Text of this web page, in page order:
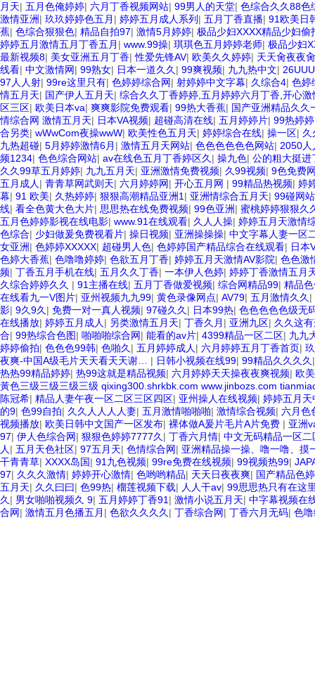
月天| 五月色俺婷婷| 六月丁香视频网站| 99男人的天堂| 色综合久久88色
激情亚洲| 玖玖婷婷色五月 | 婷婷五月成人系列 | 五月丁香直播| 91欧美日
蕉| 色综合狠狠色| 精品自拍97| 激情5月婷婷| 极品少妇XXXX精品少妇偷
婷婷五月激情五月丁香五月 | www.99操| 琪琪色五月婷婷老师| 极品少妇
最新视频8| 美女亚洲五月丁香|性爱先锋AV| 欧美久久婷婷| 天天肏夜夜肏
线看| 中文激情网| 99熟女| 日本一道久久 | 99爽视频| 九九热中文|
97人人射| 99re这里只有| 色婷婷综合网| 射婷婷中文字幕| 久综合4| 色婷
情五月天| 国产伊人五月天| 综合久久丁香婷婷,五月婷婷六月丁香,开心
区三区| 欧美日本va| 爽爽影院免费观看| 99热大香蕉| 国产亚洲精品久久
情综合网 激情五月天| 日本VA视频| 超碰高清在线| 五月婷婷片| 99热婷婷
合另类| wWwCom夜操wwW| 欧美性色五月天| 婷婷综合在线| 操一区| 久
九热超碰| 5月婷婷激情6月 | 激情五月天网站| 色色色色色色网站| 2050人
频1234| 色色综合网站| av在线色五月丁香婷区久 | 操九色| 公的粗大挺进
久久99草五月婷婷| 九九五月天| 亚洲激情免费视频| 久99视频| 9色免费
五月成人 | 青青草网武则天| 六月婷婷网| 开心五月网 | 99精品热视频| 婷
幕| 91 欧美| 久热婷婷| 狠狠高潮精品亚洲1 | 亚洲情综合五月天| 99碰网站
线| 看全色黄大色大片| 思思热在线免费视频| 99色亚洲| 蜜桃婷婷狠狠久
五月色婷婷影视在线电影| www.91在线观看| 久人人操| 婷婷五月天激情
色综合| 少妇做爰免费视看片| 操日视频| 亚洲操操操| 中文字幕人妻一区
女亚洲| 色婷婷XXXXX| 超碰男人色| 色婷婷国产精品综合在线观看| 日本
色婷大香蕉| 色噜噜婷婷| 色欲五月丁香| 婷婷五月天激情AV影院| 色色激
频| 丁香五月手机在线| 五月久久丁香| 一本伊人色婷| 婷婷丁香激情五月
久综合婷婷久久 | 91主播在线| 五月丁香做爱视频| 综合网精品99| 精品
在线看九一V图片| 亚州视频九九99| 黄色录像网点| AV79| 五月激情久久 |
影| 9久9久 | 免费一对一真人视频| 97碰久久 | 日本99热| 色色色色色级无
在线播放| 婷婷五月成人 | 另类激情五月天| 丁香久月 | 亚洲九区| 久久这
合| 99热综合色图| 啪啪啪综合网| 能看的av片| 4399精品一区二区| 九九
婷婷偷拍| 色色色99韩| 色啪久 | 五月婷婷成人 | 六月婷婷五月丁香首页|
夜爽-中国A级毛片天天看天天谢… | 日韩小视频在线99| 99精品久久久久
热热99精品婷婷| 热99这就是精品视频| 六月婷婷天天操夜夜爽视频| 欧
黃色三级三级三级三级 qixing300.shrkbk.com www.jinbozs.com
陈冠希| 精品人妻午夜一区二区三区四区| 亚州操人在线视频| 婷婷五月天
的9| 色99自拍| 久久人人人人妻| 五月激情啪啪啪| 激情综合视频| 六月色
视频播放| 欧美日韩中文国产一区发布| 裸体做A爰片毛片A片免费 | 亚洲
97| 伊人色综合网| 狠狠色婷婷7777久 | 丁香六月情| 中文无码精品一区二
人 | 五月天色社区| 97五月天| 色情综合网| 亚洲精品操一操、噜一噜、摸
干青青草| XXXX岛国| 91九色视频| 99re免费在线视频| 99视频热99|
97| 久久久激情| 婷婷开心激情| 色哟哟精品| 天天日夜夜爽| 国产精品色
五月天| 久久曰曰| 色99热| 榴莲视频下载| 人人干av| 99思思热只有在这
久 | 男女啪啪视频久 9| 五月婷婷丁香91 | 激情小说五月天| 中字幕视频在
合网| 激情五月色播五月 | 色欲久久久久 | 丁香综合网| 丁香六月无码| 色